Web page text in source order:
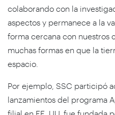
colaborando con la
aspectos y permanece a la
forma cercana con nuestros
muchas formas en que la
espacio.
Por ejemplo, SSC participó
lanzamientos del programa